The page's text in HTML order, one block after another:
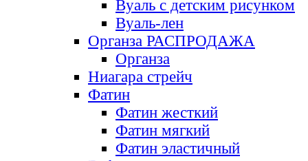
Вуаль с детским рисунком
Вуаль-лен
Органза РАСПРОДАЖА
Органза
Ниагара стрейч
Фатин
Фатин жесткий
Фатин мягкий
Фатин элаcтичный